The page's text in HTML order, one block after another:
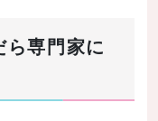
専門家に